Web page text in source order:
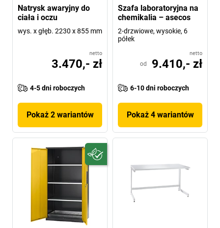
Natrysk awaryjny do
ciała i oczu
wys. x głęb. 2230 x 855 mm
netto
3.470,- zł
4-5 dni roboczych
Pokaż 2 wariantów
Szafa laboratoryjna na
chemikalia – asecos
2-drzwiowe, wysokie, 6
półek
netto
od 9.410,- zł
6-10 dni roboczych
Pokaż 4 wariantów